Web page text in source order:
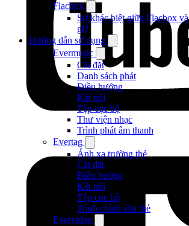
Flacbox
Sự khác biệt giữa Flacbox
gì?
Hướng dẫn sử dụng
Evermusic
Cài đặt
Danh sách phát
Điều hướng
Kết nối
Tệp cục bộ
Thư viện nhạc
Trình phát âm thanh
Evertag
Ánh xạ trường thẻ
Cài đặt
Điều hướng
Kết nối
Tệp cục bộ
Trình chỉnh sửa thẻ
Evervideo